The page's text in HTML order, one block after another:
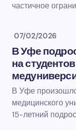
частичное
07/02/2026
В Уфе
на
В Уфе
медицинского
15-летний